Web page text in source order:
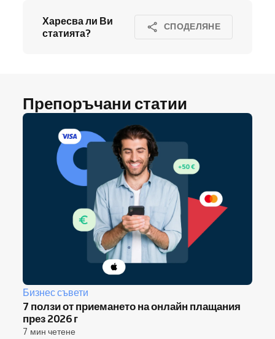
Харесва ли Ви
статията?
СПОДЕЛЯНЕ
Препоръчани статии
Бизнес съвети
7 ползи от приемането на онлайн плащания
през 2026 г
7 мин четене